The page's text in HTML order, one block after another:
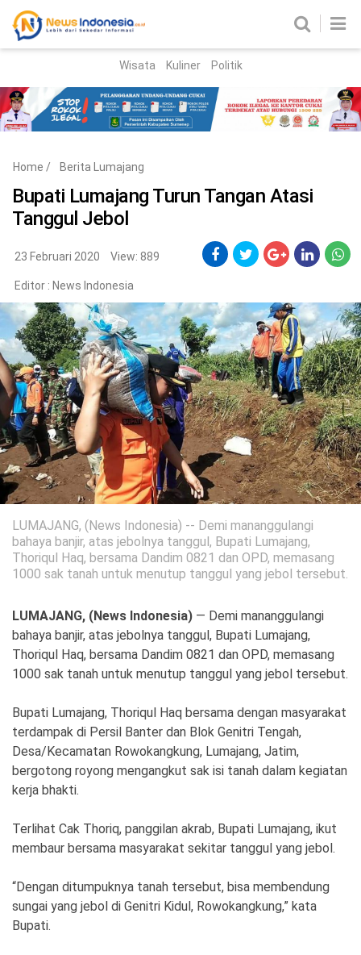
Parlemen
Nasional
Peristiwa
Hukum Kriminal
Korupsi
Politik
Gaya Hidup
Kesehatan Kuliner
Otomotif
Pendidikan Ilmiah
Teknologi
SosBud
Sosial Budaya
Ekonomi Olahraga
Indeks Birokrasi
Wisata Kuliner Politik
Home / Berita Lumajang
Bupati Lumajang Turun Tangan Atasi
Tanggul Jebol
23 Februari 2020 View: 889
Editor : News Indonesia
LUMAJANG, (News Indonesia) -- Demi mananggulangi
bahaya banjir, atas jebolnya tanggul, Bupati Lumajang,
Thoriqul Haq, bersama Dandim 0821 dan OPD, memasang
1000 sak tanah untuk menutup tanggul yang jebol tersebut.
LUMAJANG, (News Indonesia) — Demi mananggulangi
bahaya banjir, atas jebolnya tanggul, Bupati Lumajang,
Thoriqul Haq, bersama Dandim 0821 dan OPD, memasang
1000 sak tanah untuk menutup tanggul yang jebol tersebut.
Bupati Lumajang, Thoriqul Haq bersama dengan masyarakat
terdampak di Persil Banter dan Blok Genitri Tengah,
Desa/Kecamatan Rowokangkung, Lumajang, Jatim,
bergotong royong mengangkut sak isi tanah dalam kegiatan
kerja bhakti.
Terlihat Cak Thoriq, panggilan akrab, Bupati Lumajang, ikut
membaur bersama masyarakat sekitar tanggul yang jebol.
“Dengan ditumpuknya tanah tersebut, bisa membendung
sungai yang jebol di Genitri Kidul, Rowokangkung,” kata
Bupati.